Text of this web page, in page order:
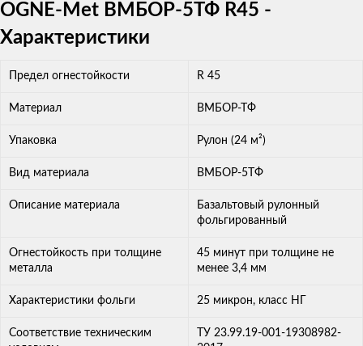
OGNE-Met ВМБОР-5ТФ R45 -
Характеристики
Предел огнестойкости R 45
Материал ВМБОР-ТФ
Упаковка Рулон (24 м²)
Вид материала ВМБОР-5ТФ
Описание материала
Базальтовый рулонный
фольгированный
Огнестойкость при толщине
металла
45 минут при толщине не
менее 3,4 мм
Характеристики фольги 25 микрон, класс НГ
Соответствие техническим
ТУ 23.99.19-001-19308982-